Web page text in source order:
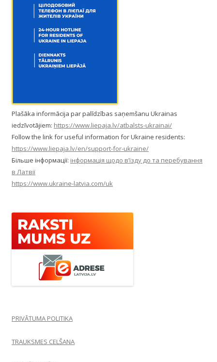
Plašāka informācija par palīdzības saņemšanu Ukrainas
iedzīvotājiem: https://www.liepaja.lv/atbalsts-ukrainai/
Follow the link for useful information for Ukraine residents:
https://www.liepaja.lv/en/support-for-ukraine/
Більше інформації: інформація щодо в’їзду до та перебування
в Латвії
https://www.ukraine-latvia.com/uk
PRIVĀTUMA POLITIKA
TRAUKSMES CELŠANA